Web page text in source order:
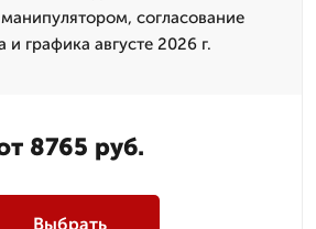
согласование
и графика августе 2026 г.
8765 руб.
Выбрать